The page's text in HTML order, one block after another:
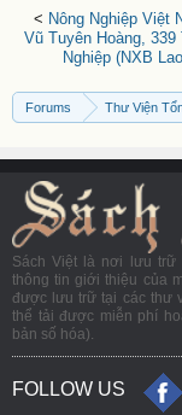
< Nông Nghiệp Việt
Vũ Tuyên Hoàng, 339
Nghiệp (NXB
Forums Thư Viện
Sách Việt là nơi lưu trữ
thông tin giới thiệu của
được lưu trữ tại các thư
thể tải được miễn phí
bản số hóa).
FOLLOW US